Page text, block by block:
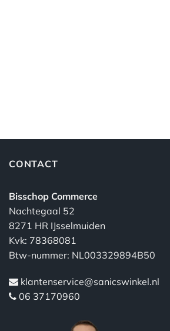
CONTACT
Bisschop Commerce
Nachtegaal 52
8271 HR IJsselmuiden
Kvk: 78368081
Btw-nummer: NL003329894B50
klantenservice@sanicswinkel.nl
06 37170960